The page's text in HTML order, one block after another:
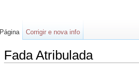
Fada Atribulada
Página Corrigir e nova info